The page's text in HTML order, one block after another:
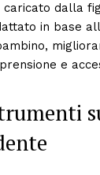
dalla
in base
e